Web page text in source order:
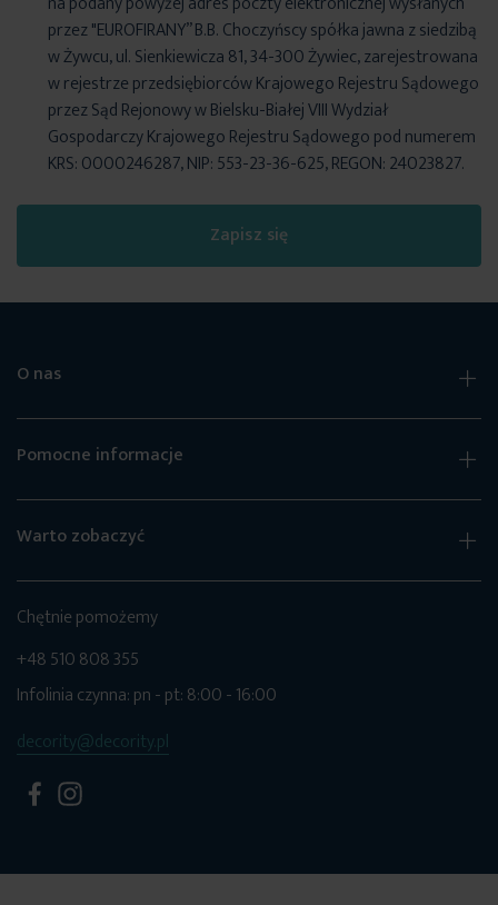
Zapisz się
przez "EUROFIRANY” B.B. Choczyńscy spółka jawna z siedzibą
w Żywcu, ul. Sienkiewicza 81, 34-300 Żywiec, zarejestrowana
w rejestrze przedsiębiorców Krajowego Rejestru Sądowego
przez Sąd Rejonowy w Bielsku-Białej VIII Wydział
Gospodarczy Krajowego Rejestru Sądowego pod numerem
KRS: 0000246287, NIP: 553-23-36-625, REGON: 24023827.
O nas
Pomocne informacje
Warto zobaczyć
Chętnie pomożemy
+48 510 808 355
Infolinia czynna: pn - pt: 8:00 - 16:00
decority@decority.pl